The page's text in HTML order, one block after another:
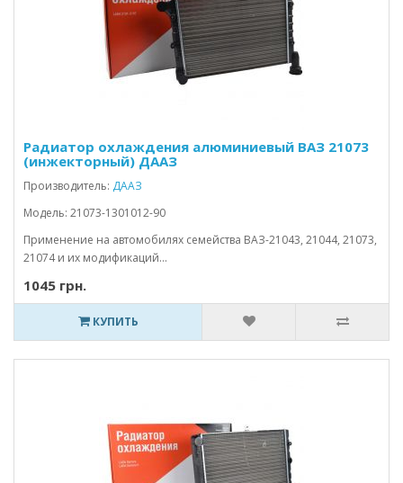
Радиатор охлаждения алюминиевый ВАЗ 21073
(инжекторный) ДААЗ
Производитель: ДААЗ
Модель: 21073-1301012-90
Применение на автомобилях семейства ВАЗ-21043, 21044, 21073,
21074 и их модификаций...
1045 грн.
КУПИТЬ